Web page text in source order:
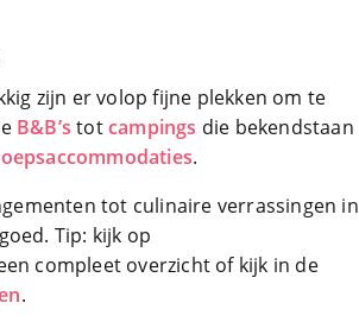
zijn er volop fijne plekken om te
B&B’s totcampings die bekendstaan
.
tot culinaire verrassingen in
Tip: kijk op
compleet overzicht of kijk in de
.